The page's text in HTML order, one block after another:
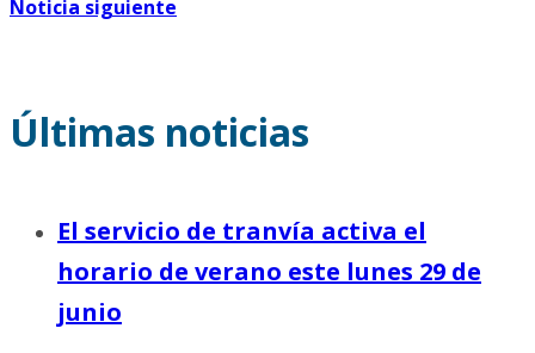
Noticia siguiente
Últimas noticias
El servicio de tranvía activa el
horario de verano este lunes 29 de
junio